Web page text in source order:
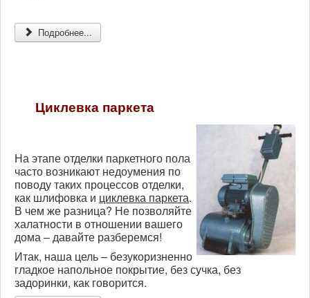
Подробнее...
Циклевка паркета
На этапе отделки паркетного пола
часто возникают недоумения по
поводу таких процессов отделки,
как шлифовка и циклевка паркета.
В чем же разница? Не позволяйте
халатности в отношении вашего
дома – давайте разберемся!
Итак, наша цель – безукоризненно
гладкое напольное покрытие, без сучка, без
задоринки, как говорится.